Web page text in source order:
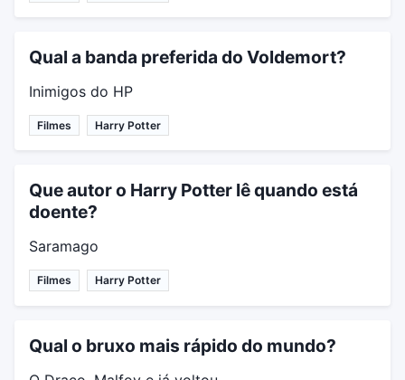
Qual a banda preferida do Voldemort?
Inimigos do HP
Filmes Harry Potter
Que autor o Harry Potter lê quando está
doente?
Saramago
Filmes Harry Potter
Qual o bruxo mais rápido do mundo?